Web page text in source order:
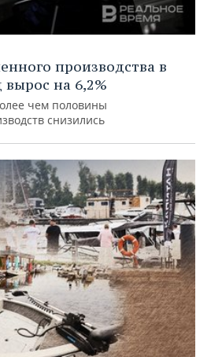
производства в
вырос на 6,2%
чем половины
снизились